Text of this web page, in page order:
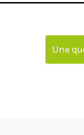
Une